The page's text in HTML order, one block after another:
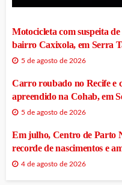
Motocicleta com suspeita
bairro Caxixola, em Serra
5 de agosto de 2026
Carro roubado no Recife e
apreendido na Cohab, em
5 de agosto de 2026
Em julho, Centro de Parto
recorde de nascimentos e
4 de agosto de 2026